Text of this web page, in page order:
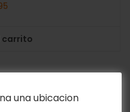
una ubicacion
carrito